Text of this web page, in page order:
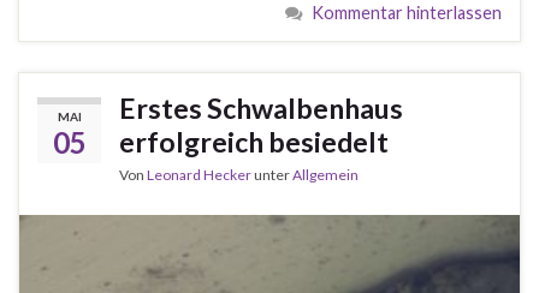
Kommentar hinterlassen
MAI
05
Erstes Schwalbenhaus
erfolgreich besiedelt
Von Leonard HeckerunterAllgemein